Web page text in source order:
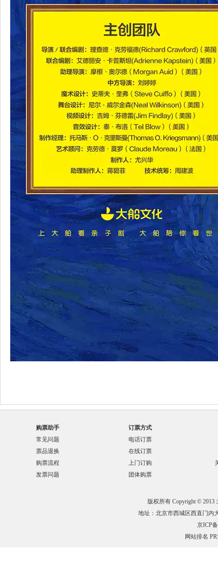
购票助手
常见问题
票品退换
购票流程
发票问题
订票方式
电话订票
在线订票
上门订购
团体购票
版权所有 Copyright © 2013
地址：北京市西城区西直门内
京ICP
网站排名